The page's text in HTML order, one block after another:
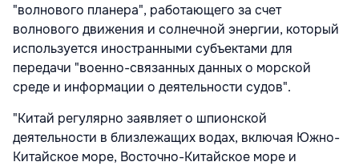
"волнового планера", работающего за счет
волнового движения и солнечной энергии, который
используется иностранными субъектами для
передачи "военно-связанных данных о морской
среде и информации о деятельности судов".
"Китай регулярно заявляет о шпионской
деятельности в близлежащих водах, включая Южно-
Китайское море, Восточно-Китайское море и